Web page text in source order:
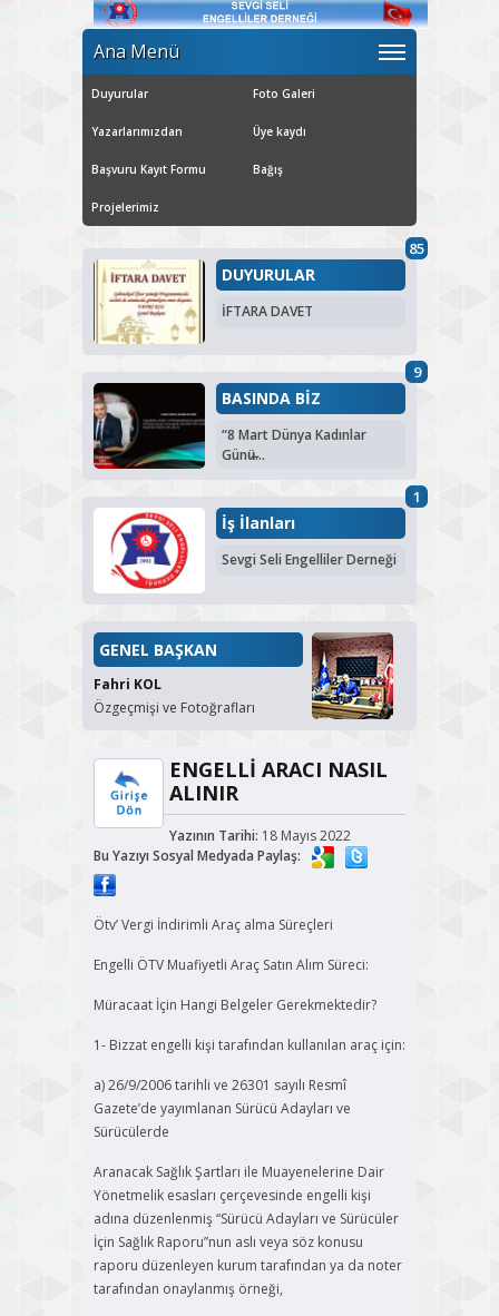
Ana Menü
Duyurular Foto Galeri
Yazarlarımızdan Üye kaydı
Başvuru Kayıt Formu Bağış
Projelerimiz
85
DUYURULAR
İFTARA DAVET
9
BASINDA BİZ
“8 Mart Dünya Kadınlar
Günü̶...
1
İş İlanları
Sevgi Seli Engelliler Derneği
GENEL BAŞKAN
Fahri KOL
Özgeçmişi ve Fotoğrafları
ENGELLİ ARACI NASIL
ALINIR
Yazının Tarihi: 18 Mayıs 2022
Bu Yazıyı Sosyal Medyada Paylaş:
Ötv’ Vergi İndirimli Araç alma Süreçleri
Engelli ÖTV Muafiyetli Araç Satın Alım Süreci:
Müracaat İçin Hangi Belgeler Gerekmektedir?
1- Bizzat engelli kişi tarafından kullanılan araç için:
a) 26/9/2006 tarihli ve 26301 sayılı Resmî
Gazete’de yayımlanan Sürücü Adayları ve
Sürücülerde
Aranacak Sağlık Şartları ile Muayenelerine Dair
Yönetmelik esasları çerçevesinde engelli kişi
adına düzenlenmiş “Sürücü Adayları ve Sürücüler
İçin Sağlık Raporu”nun aslı veya söz konusu
raporu düzenleyen kurum tarafından ya da noter
tarafından onaylanmış örneği,